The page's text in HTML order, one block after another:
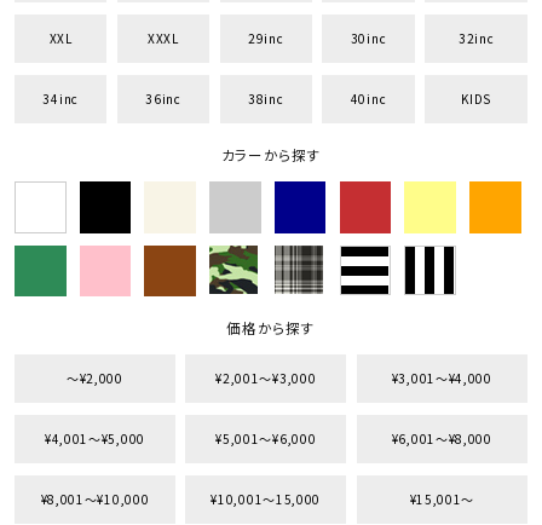
XXL XXXL 29inc 30inc 32inc
34inc 36inc 38inc 40inc KIDS
カラーから探す
価格から探す
〜¥2,000 ¥2,001〜¥3,000 ¥3,001〜¥4,000
¥4,001〜¥5,000 ¥5,001〜¥6,000 ¥6,001〜¥8,000
¥8,001〜¥10,000 ¥10,001〜15,000 ¥15,001〜